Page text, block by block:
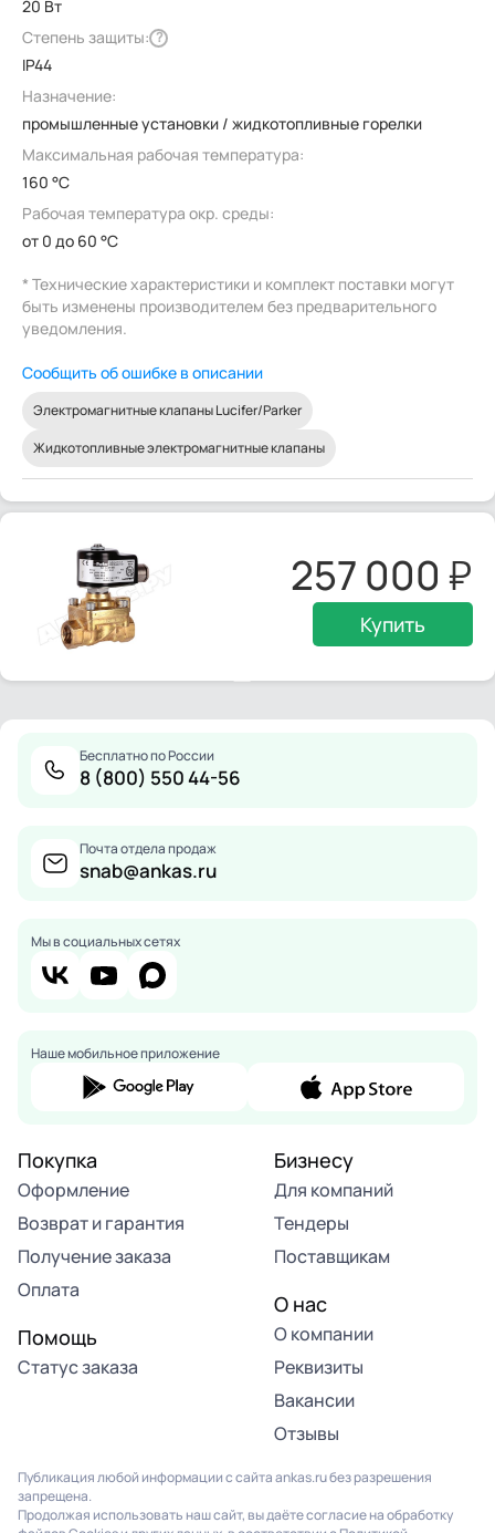
20 Вт
Степень защиты: ?
IP44
Назначение:
промышленные установки / жидкотопливные горелки
Максимальная рабочая температура:
160 °C
Рабочая температура окр. среды:
от 0 до 60 °C
* Технические характеристики и комплект поставки могут
быть изменены производителем без предварительного
уведомления.
Сообщить об ошибке в описании
Электромагнитные клапаны Lucifer/Parker
Жидкотопливные электромагнитные клапаны
257 000
Купить
Бесплатно по России
8 (800) 550 44-56
Почта отдела продаж
snab@ankas.ru
Мы в социальных сетях
Наше мобильное приложение
Покупка
Оформление
Возврат и гарантия
Получение заказа
Оплата
Помощь
Статус заказа
Бизнесу
Для компаний
Тендеры
Поставщикам
О нас
О компании
Реквизиты
Вакансии
Отзывы
Публикация любой информации с сайта ankas.ru без разрешения
запрещена.
Продолжая использовать наш сайт, вы даёте согласие на обработку